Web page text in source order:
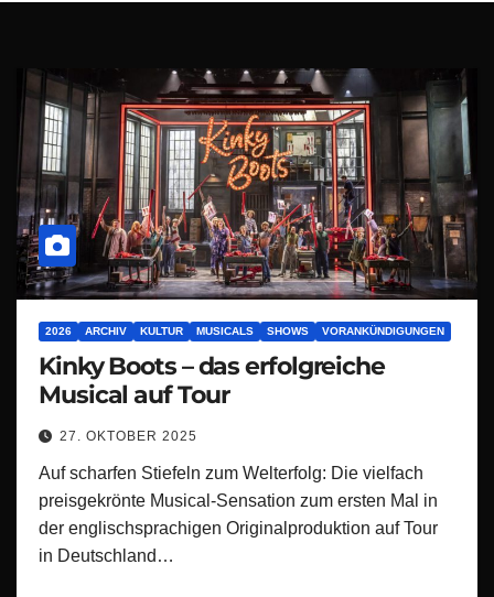
2026 ARCHIV KULTUR MUSICALS SHOWS VORANKÜNDIGUNGEN
Kinky Boots – das erfolgreiche
Musical auf Tour
27. OKTOBER 2025
Auf scharfen Stiefeln zum Welterfolg: Die vielfach
preisgekrönte Musical-Sensation zum ersten Mal in
der englischsprachigen Originalproduktion auf Tour
in Deutschland…